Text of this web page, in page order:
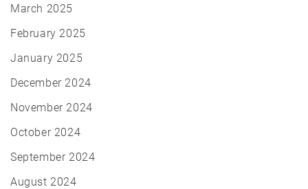
March 2025
February 2025
January 2025
December 2024
November 2024
October 2024
September 2024
August 2024